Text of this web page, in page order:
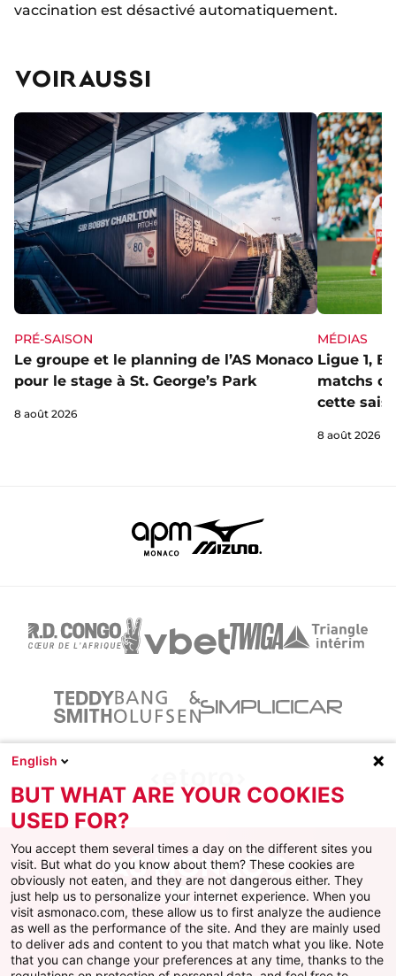
vaccination est désactivé automatiquement.
VOIR AUSSI
PRÉ-SAISON
Le groupe et le planning de l’AS Monaco
pour le stage à St. George’s Park
8 août 2026
MÉDIAS
Ligue 1,
matchs
cette
8 août 2026
Facebook
X Instagram
YoutubeTikTokTwitch
English
BUT WHAT ARE YOUR COOKIES
USED FOR?
You accept them several times a day on the different sites you
visit. But what do you know about them? These cookies are
obviously not eaten, and they are not dangerous either. They
just help us to personalize your internet experience. When you
visit asmonaco.com, these allow us to first analyze the audience
as well as the performance of the site. And they are mainly used
to deliver ads and content to you that match what you like. Note
that you can change your preferences at any time, thanks to the